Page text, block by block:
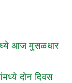
आज मुसळधार
दोन दिवस